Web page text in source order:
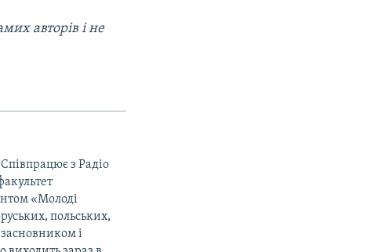
авторів і не
Співпрацює з Радіо
«Молоді
польських,
засновником і